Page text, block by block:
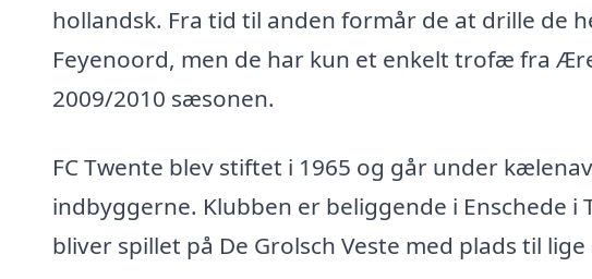
hollandsk. Fra tid til anden formår de at drille de
Feyenoord, men de har kun et enkelt trofæ fra
2009/2010 sæsonen.
FC Twente blev stiftet i 1965 og går under
indbyggerne. Klubben er beliggende i Enschede
bliver spillet på De Grolsch Veste med plads til